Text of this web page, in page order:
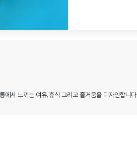
에서 느끼는 여유,휴식 그리고 즐거움을 디자인합니다